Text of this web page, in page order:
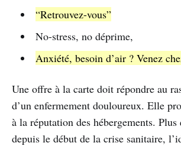
“Retrouvez-vous”
No-stress, no déprime,
Anxiété, besoin d’air ? Venez
Une offre à la carte doit répondre au
d’un enfermement douloureux. Elle
à la réputation des hébergements. Plus
depuis le début de la crise sanitaire,